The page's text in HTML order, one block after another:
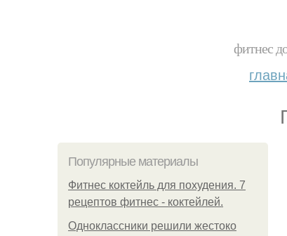
фитнес
Популярные материалы
Фитнес коктейль для похудения. 7
рецептов фитнес - коктейлей.
Одноклассники решили жестоко